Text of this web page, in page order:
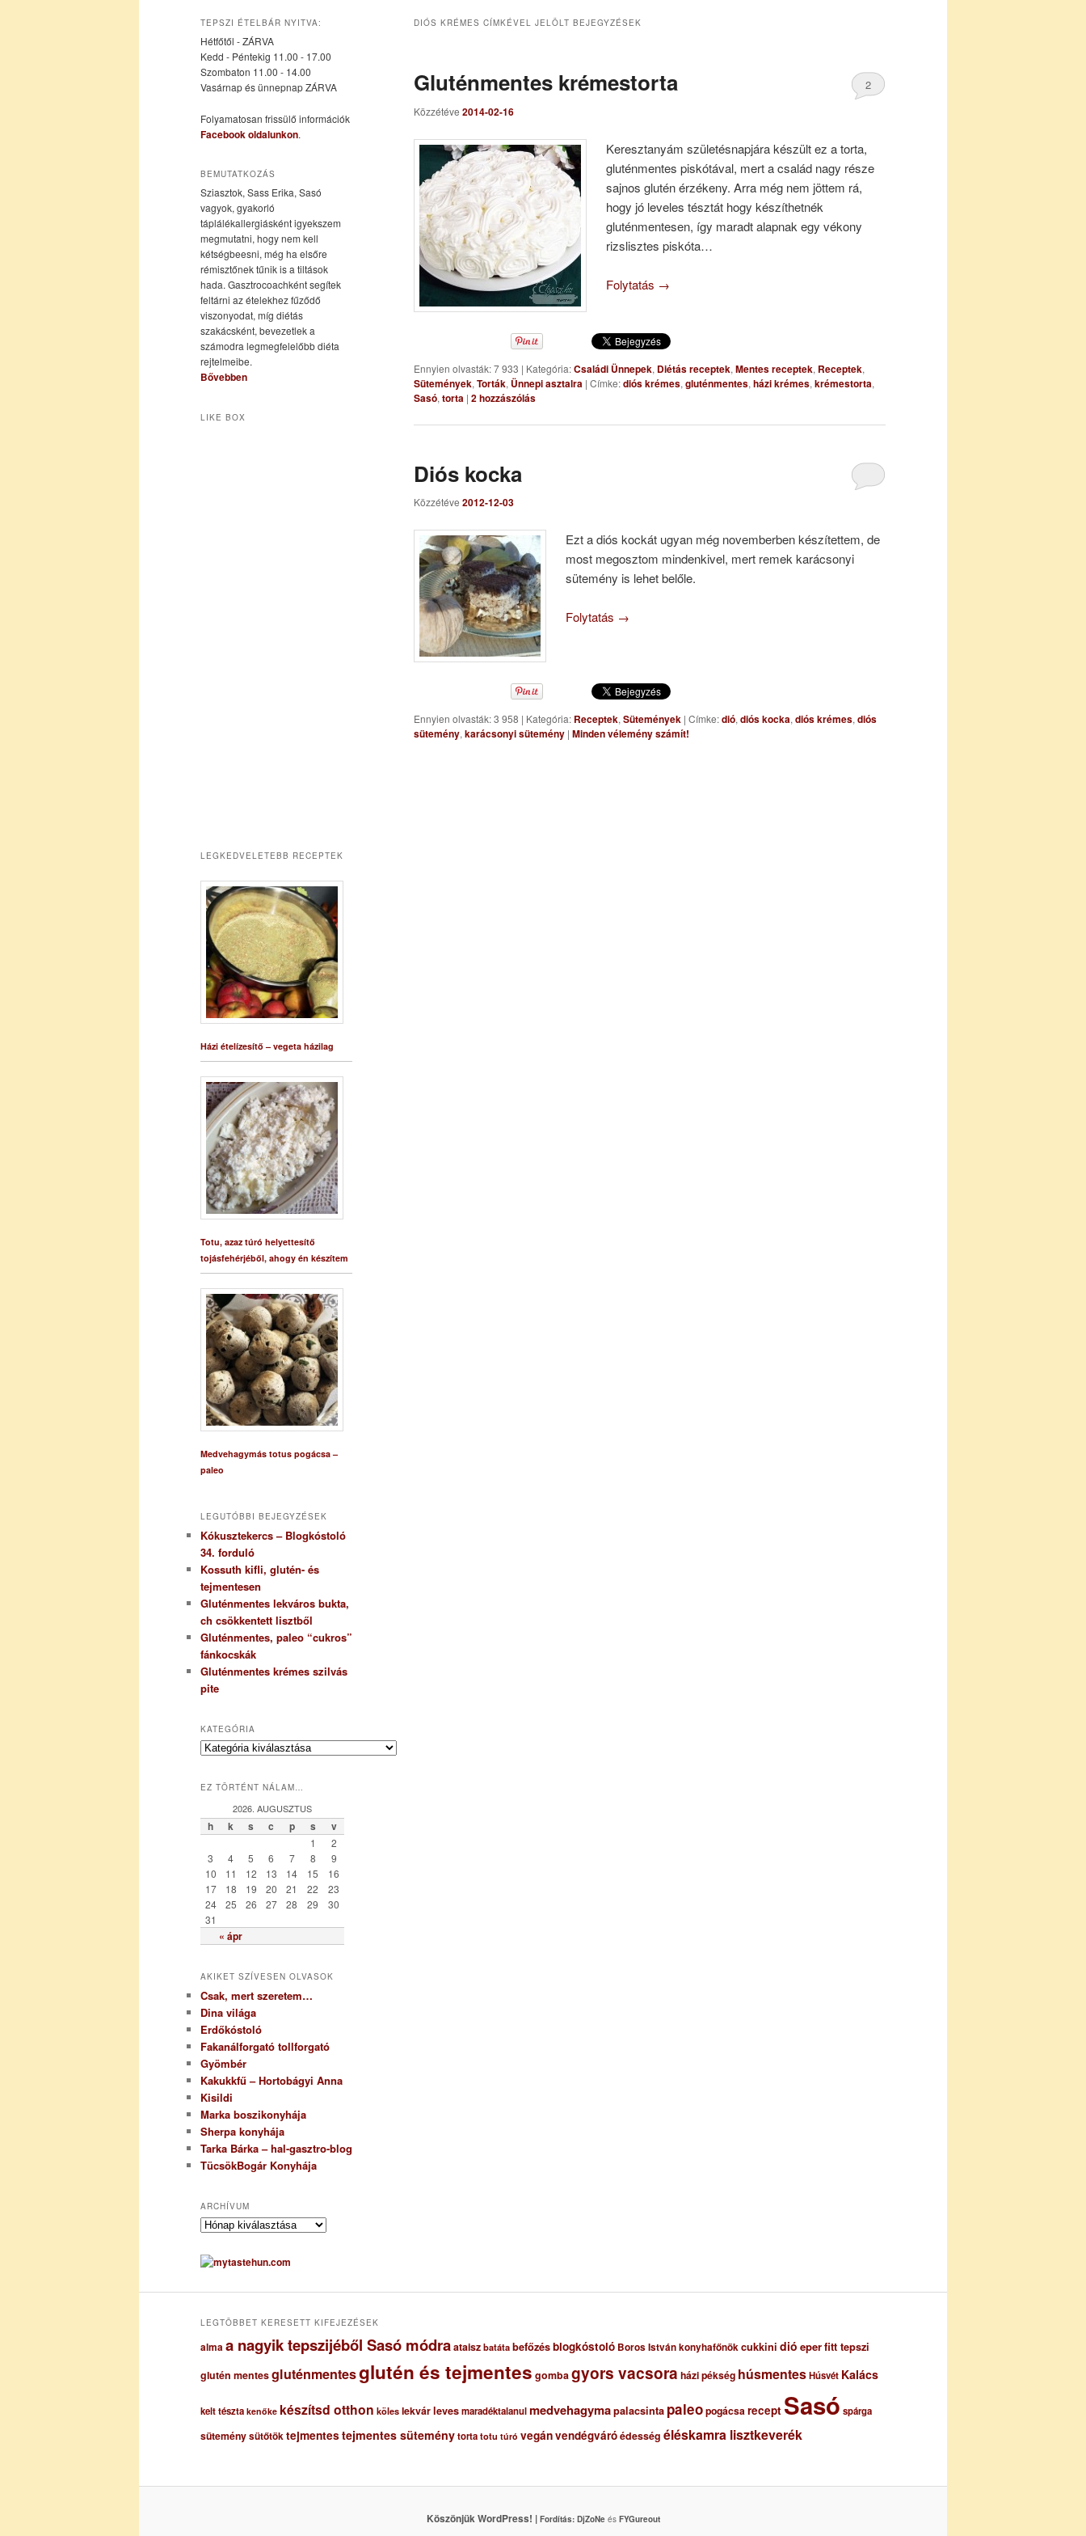
elsődleges
tartalomra
másodlagos
tartalomra
DIÓS KRÉMES CÍMKÉVEL JELÖLT BEJEGYZÉSEK
Gluténmentes krémestorta
Közzétéve 2014-02-16
2
Keresztanyám születésnapjára készült ez a torta,
gluténmentes piskótával, mert a család nagy része
sajnos glutén érzékeny. Arra még nem jöttem rá,
hogy jó leveles tésztát hogy készíthetnék
gluténmentesen, így maradt alapnak egy vékony
rizslisztes piskóta…
Folytatás →
Ennyien olvasták: 7 933 | Kategória:Családi Ünnepek, Diétás receptek, Mentes receptek, Receptek,
Sütemények, Torták, Ünnepi asztalra | Címke:diós krémes, gluténmentes, házi krémes, krémestorta,
Sasó, torta | 2hozzászólás
Diós kocka
Közzétéve 2012-12-03
Ezt a diós kockát ugyan még novemberben készítettem, de
most megosztom mindenkivel, mert remek karácsonyi
sütemény is lehet belőle.
Folytatás →
Ennyien olvasták: 3 958 | Kategória: Receptek, Sütemények | Címke:dió, diós kocka, diós krémes, diós
sütemény, karácsonyi sütemény | Minden vélemény számít!
TEPSZI ÉTELBÁR NYITVA:
Hétfőtől - ZÁRVA
Kedd - Péntekig 11.00 - 17.00
Szombaton 11.00 - 14.00
Vasárnap és ünnepnap ZÁRVA
Folyamatosan frissülő információk
Facebook oldalunkon.
BEMUTATKOZÁS
Sziasztok, Sass Erika, Sasó
vagyok, gyakorló
táplálékallergiásként igyekszem
megmutatni, hogy nem kell
kétségbeesni, még ha elsőre
rémisztőnek tűnik is a tiltások
hada. Gasztrocoachként segítek
feltárni az ételekhez fűződő
viszonyodat, míg diétás
szakácsként, bevezetlek a
számodra legmegfelelőbb diéta
rejtelmeibe.
Bővebben
LIKE BOX
LEGKEDVELETEBB RECEPTEK
Házi ételízesítő – vegeta házilag
Totu, azaz túró helyettesítő
tojásfehérjéből, ahogy én készítem
Medvehagymás totus pogácsa –
paleo
LEGUTÓBBI BEJEGYZÉSEK
Kókusztekercs – Blogkóstoló
34. forduló
Kossuth kifli, glutén- és
tejmentesen
Gluténmentes lekváros bukta,
ch csökkentett lisztből
Gluténmentes, paleo “cukros”
fánkocskák
Gluténmentes krémes szilvás
pite
KATEGÓRIA
K
e
r
EZ TÖRTÉNT NÁLAM…
2026. AUGUSZTUS
h k s c p s v
« ápr
1
2
3
4 5 6 7 8
9
10
11 12 13 14 15
16
17
18 19 20 21 22
23
24
25 26 27 28 29
30
31
AKIKET SZÍVESEN OLVASOK
Csak, mert szeretem…
Dina világa
Erdőkóstoló
Fakanálforgató tollforgató
Gyömbér
Kakukkfű – Hortobágyi Anna
Kisildi
Marka boszikonyhája
Sherpa konyhája
Tarka Bárka – hal-gasztro-blog
TücsökBogár Konyhája
ARCHÍVUM
A
c
h
uLEGTÖBBET KERESETT KIFEJEZÉSEK
almaa nagyik tepszijéből Sasó módraataisz batáta befőzésblogkóstoló Boros István konyhafőnökcukkini dió eperfitt tepszi
glutén mentesgluténmentesglutén és tejmentes gombagyors vacsora házi pékség húsmentesHúsvét Kalács
kelt tészta kenőke készítsd otthon köles lekvárlevesmaradéktalanulmedvehagymapalacsinta paleopogácsarecept Sasó spárga
süteménysütőtöktejmentestejmentes süteménytorta totu túró vegánvendégváróédesség éléskamra lisztkeverék
Köszönjük WordPress! | Fordítás: DjZoNeés FYGureout